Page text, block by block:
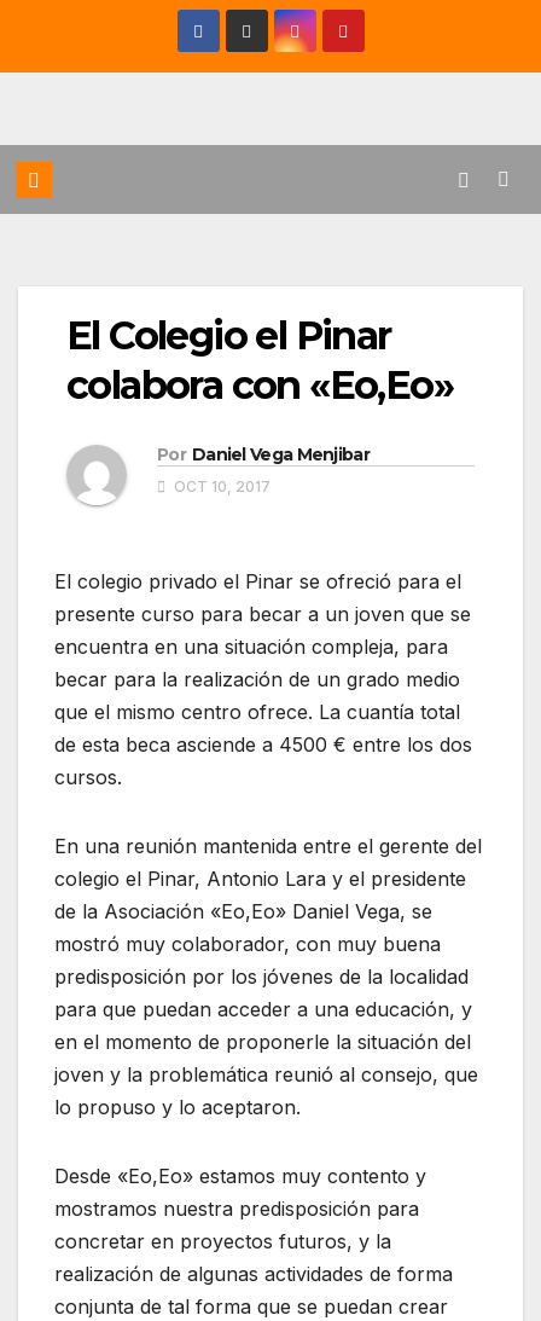
El Colegio el Pinar
colabora con «Eo,Eo»
Por Daniel Vega Menjibar
OCT 10, 2017
El colegio privado el Pinar se ofreció para el
presente curso para becar a un joven que se
encuentra en una situación compleja, para
becar para la realización de un grado medio
que el mismo centro ofrece. La cuantía total
de esta beca asciende a 4500 € entre los dos
cursos.
En una reunión mantenida entre el gerente del
colegio el Pinar, Antonio Lara y el presidente
de la Asociación «Eo,Eo» Daniel Vega, se
mostró muy colaborador, con muy buena
predisposición por los jóvenes de la localidad
para que puedan acceder a una educación, y
en el momento de proponerle la situación del
joven y la problemática reunió al consejo, que
lo propuso y lo aceptaron.
Desde «Eo,Eo» estamos muy contento y
mostramos nuestra predisposición para
concretar en proyectos futuros, y la
realización de algunas actividades de forma
conjunta de tal forma que se puedan crear